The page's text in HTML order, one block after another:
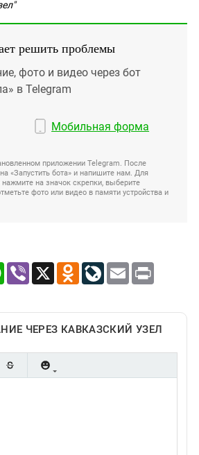
решить проблемы
фото и видео через бот
в Telegram
Мобильная форма
приложении Telegram. После
«Запустить бота» и напишите нам. Для
на значок скрепки, выберите
фото или видео в памяти устройства и
WhatsApp
Viber X Odnoklassniki
LiveJournal
Email Print
ЧЕРЕЗ КАВКАЗСКИЙ УЗЕЛ